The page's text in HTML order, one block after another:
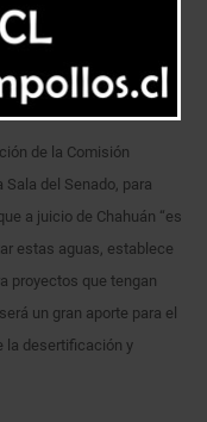
términos generales
tratamiento, sus
de la Comisión
del Senado, para
a juicio de Chahuán “es
estas aguas, establece
proyectos que tengan
un gran aporte para el
la desertificación y